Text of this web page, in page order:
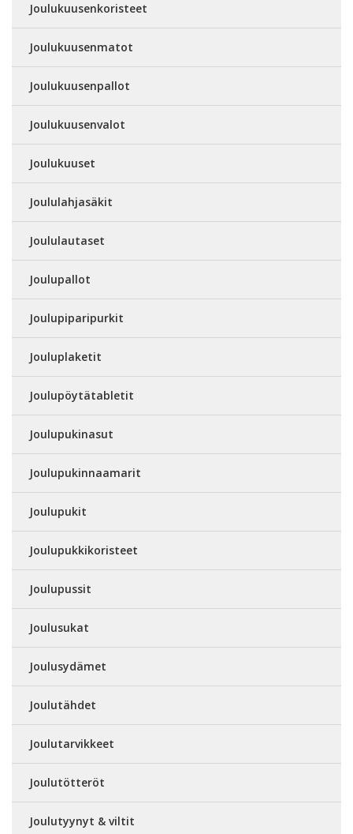
Joulukuusenkoristeet
Joulukuusenmatot
Joulukuusenpallot
Joulukuusenvalot
Joulukuuset
Joululahjasäkit
Joululautaset
Joulupallot
Joulupiparipurkit
Jouluplaketit
Joulupöytätabletit
Joulupukinasut
Joulupukinnaamarit
Joulupukit
Joulupukkikoristeet
Joulupussit
Joulusukat
Joulusydämet
Joulutähdet
Joulutarvikkeet
Joulutötteröt
Joulutyynyt & viltit